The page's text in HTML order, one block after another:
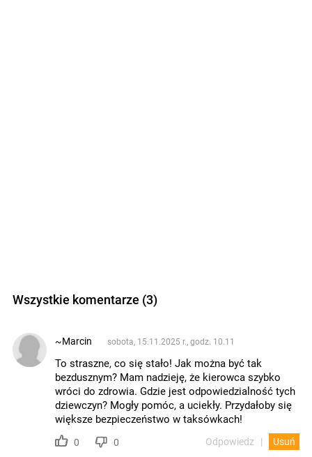
Wszystkie komentarze (3)
~Marcin sobota, 15.11.2025 r., godz. 10.11
To straszne, co się stało! Jak można być tak
bezdusznym? Mam nadzieję, że kierowca szybko
wróci do zdrowia. Gdzie jest odpowiedzialność tych
dziewczyn? Mogły pomóc, a uciekły. Przydałoby się
większe bezpieczeństwo w taksówkach!
0 0 Odpowiedz Usuń